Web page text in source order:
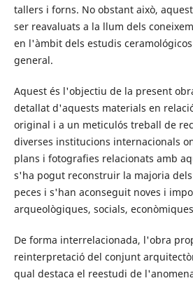
tallers i forns. No obstant això,
ser reavaluats a la llum dels
en l'àmbit dels estudis
general.
Aquest és l'objectiu de la present
detallat d'aquests materials en
original i a un meticulós treball de
diverses institucions internacionals
plans i fotografies relacionats amb
s'ha pogut reconstruir la majoria
peces i s'han aconseguit noves i
arqueològiques, socials,
De forma interrelacionada, l'obra
reinterpretació del conjunt
qual destaca el reestudi de